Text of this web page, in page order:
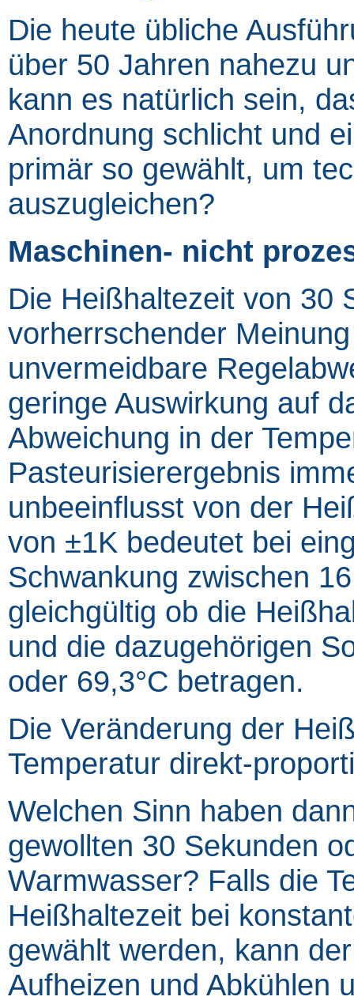
Die heute übliche
über 50 Jahren nahezu
kann es natürlich sein,
Anordnung schlicht und
primär so gewählt, um
auszugleichen?
Maschinen- nicht
Die Heißhaltezeit von 30
vorherrschender
unvermeidbare
geringe Auswirkung auf
Abweichung in der
Pasteurisierergebnis
unbeeinflusst von der
von ±1K bedeutet bei
Schwankung zwischen
gleichgültig ob die
und die dazugehörigen
oder 69,3°C betragen.
Die Veränderung der
Temperatur direkt-
Welchen Sinn haben
gewollten 30 Sekunden
Warmwasser? Falls die
Heißhaltezeit bei
gewählt werden, kann
Aufheizen und Abkühlen